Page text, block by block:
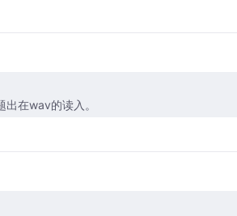
在wav的读入。